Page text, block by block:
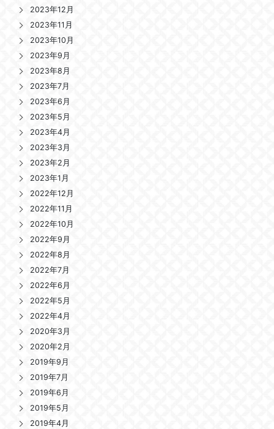
2023年12月
2023年11月
2023年10月
2023年9月
2023年8月
2023年7月
2023年6月
2023年5月
2023年4月
2023年3月
2023年2月
2023年1月
2022年12月
2022年11月
2022年10月
2022年9月
2022年8月
2022年7月
2022年6月
2022年5月
2022年4月
2020年3月
2020年2月
2019年9月
2019年7月
2019年6月
2019年5月
2019年4月